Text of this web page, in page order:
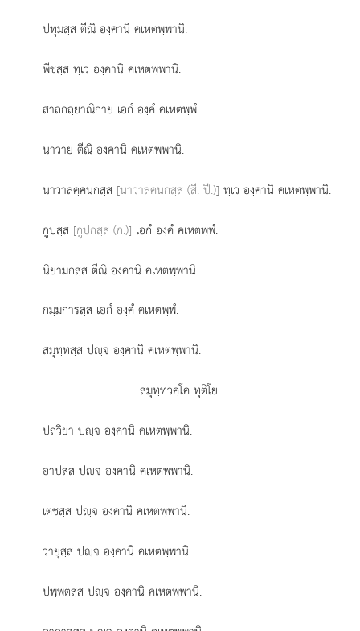
ปทุมสฺส ตีณิ องฺคานิ คเหตพฺพานิ.
พีชสฺส ทฺเว องฺคานิ คเหตพฺพานิ.
สาลกลฺยาณิกาย เอกํ องฺคํ คเหตพฺพํ.
นาวาย ตีณิ องฺคานิ คเหตพฺพานิ.
นาวาลคฺคนกสฺส [นาวาลคนกสฺส (สี. ปี.)] ทฺเว องฺคานิ คเหตพฺพานิ.
กูปสฺส [กูปกสฺส (ก.)] เอกํ องฺคํ คเหตพฺพํ.
นิยามกสฺส ตีณิ องฺคานิ คเหตพฺพานิ.
กมฺมการสฺส เอกํ องฺคํ คเหตพฺพํ.
สมุทฺทสฺส ปฺจ องฺคานิ คเหตพฺพานิ.
สมุทฺทวคฺโค ทุติโย.
ปถวิยา ปฺจ องฺคานิ คเหตพฺพานิ.
อาปสฺส ปฺจ องฺคานิ คเหตพฺพานิ.
เตชสฺส ปฺจ องฺคานิ คเหตพฺพานิ.
วายุสฺส ปฺจ องฺคานิ คเหตพฺพานิ.
ปพฺพตสฺส ปฺจ องฺคานิ คเหตพฺพานิ.